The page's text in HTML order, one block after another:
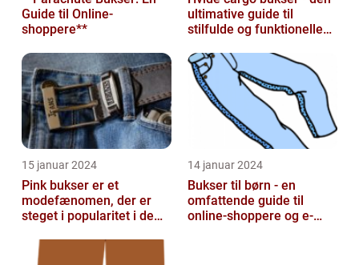
Guide til Online-
shoppere**
ultimative guide til
stilfulde og funktionelle
15 januar 2024
Pink bukser er et
modefænomen, der er
steget i popularitet i de
14 januar 2024
Bukser til børn - en
omfattende guide til
online-shoppere og e-